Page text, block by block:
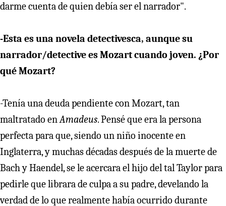
darme cuenta de quien debía ser el narrador".
-Esta es una novela detectivesca, aunque su
narrador/detective es Mozart cuando joven. ¿Por
qué Mozart?
-Tenía una deuda pendiente con Mozart, tan
maltratado enAmadeus. Pensé que era la persona
perfecta para que, siendo un niño inocente en
Inglaterra, y muchas décadas después de la muerte de
Bach y Haendel, se le acercara el hijo del tal Taylor para
pedirle que librara de culpa a su padre, develando la
verdad de lo que realmente había ocurrido durante